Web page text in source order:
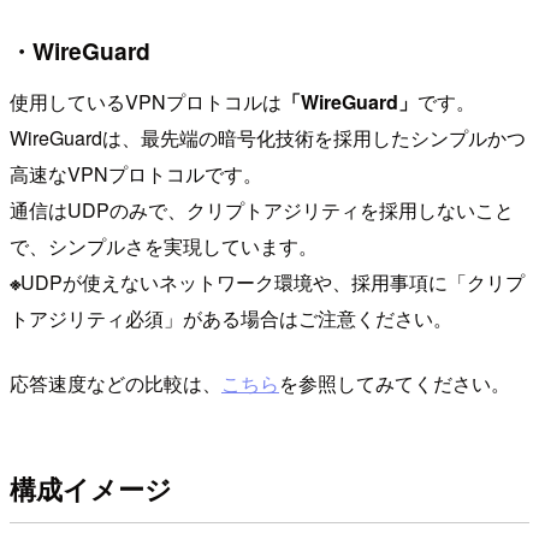
・WireGuard
使用しているVPNプロトコルは 「WireGuard」 です。
WireGuardは、最先端の暗号化技術を採用したシンプルかつ
高速なVPNプロトコルです。
通信はUDPのみで、クリプトアジリティを採用しないこと
で、シンプルさを実現しています。
※UDPが使えないネットワーク環境や、採用事項に「クリプ
トアジリティ必須」がある場合はご注意ください。
応答速度などの比較は、 こちらを参照してみてください。
構成イメージ